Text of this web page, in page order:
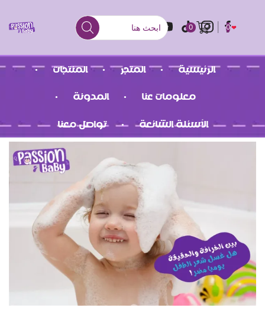
0
0
الرئيسية المتجر المنتجات
معلومات عنا المدونة
الأسئلة الشائعة تواصل معنا